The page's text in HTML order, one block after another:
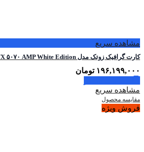
مشاهده سریع
کارت گرافیک زوتک مدل GAMING GeForce RTX ۵۰۷۰ AMP White Edition
۱۹۶,۱۹۹,۰۰۰ تومان
مشاهده سریع
مقایسه محصول
فروش ویژه